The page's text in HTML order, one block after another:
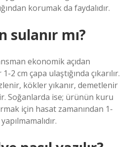
korumak da faydalıdır.
sulanır mı?
ekonomik açıdan
2 cm çapa ulaştığında çıkarılır.
kökler yıkanır, demetlenir
Soğanlarda ise; ürünün kuru
için hasat zamanından 1-